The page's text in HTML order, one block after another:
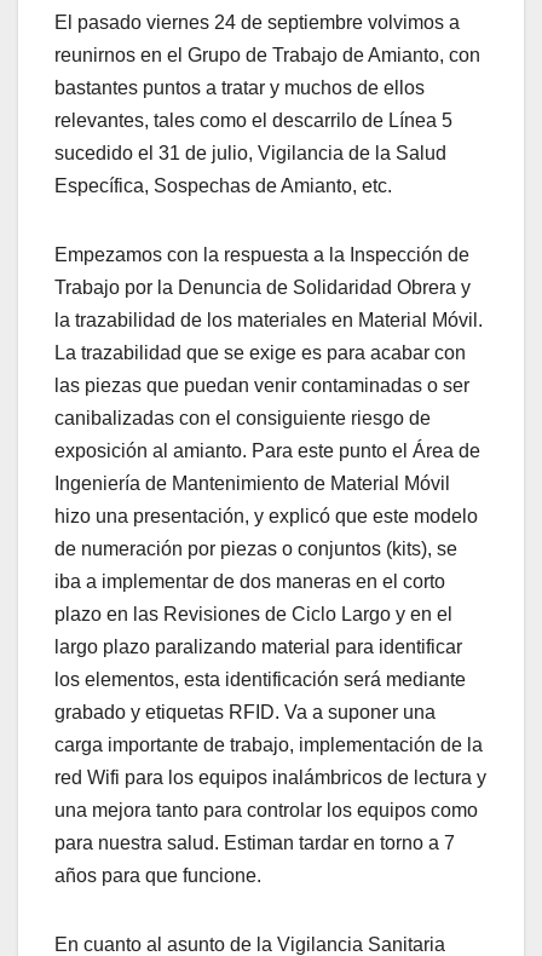
El pasado viernes 24 de septiembre volvimos a
reunirnos en el Grupo de Trabajo de Amianto, con
bastantes puntos a tratar y muchos de ellos
relevantes, tales como el descarrilo de Línea 5
sucedido el 31 de julio, Vigilancia de la Salud
Específica, Sospechas de Amianto, etc.
Empezamos con la respuesta a la Inspección de
Trabajo por la Denuncia de Solidaridad Obrera y
la trazabilidad de los materiales en Material Móvil.
La trazabilidad que se exige es para acabar con
las piezas que puedan venir contaminadas o ser
canibalizadas con el consiguiente riesgo de
exposición al amianto. Para este punto el Área de
Ingeniería de Mantenimiento de Material Móvil
hizo una presentación, y explicó que este modelo
de numeración por piezas o conjuntos (kits), se
iba a implementar de dos maneras en el corto
plazo en las Revisiones de Ciclo Largo y en el
largo plazo paralizando material para identificar
los elementos, esta identificación será mediante
grabado y etiquetas RFID. Va a suponer una
carga importante de trabajo, implementación de la
red Wifi para los equipos inalámbricos de lectura y
una mejora tanto para controlar los equipos como
para nuestra salud. Estiman tardar en torno a 7
años para que funcione.
En cuanto al asunto de la Vigilancia Sanitaria